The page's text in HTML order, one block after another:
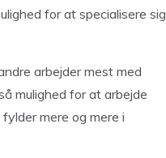
for at specialisere sig
arbejder mest med
mulighed for at arbejde
mere og mere i